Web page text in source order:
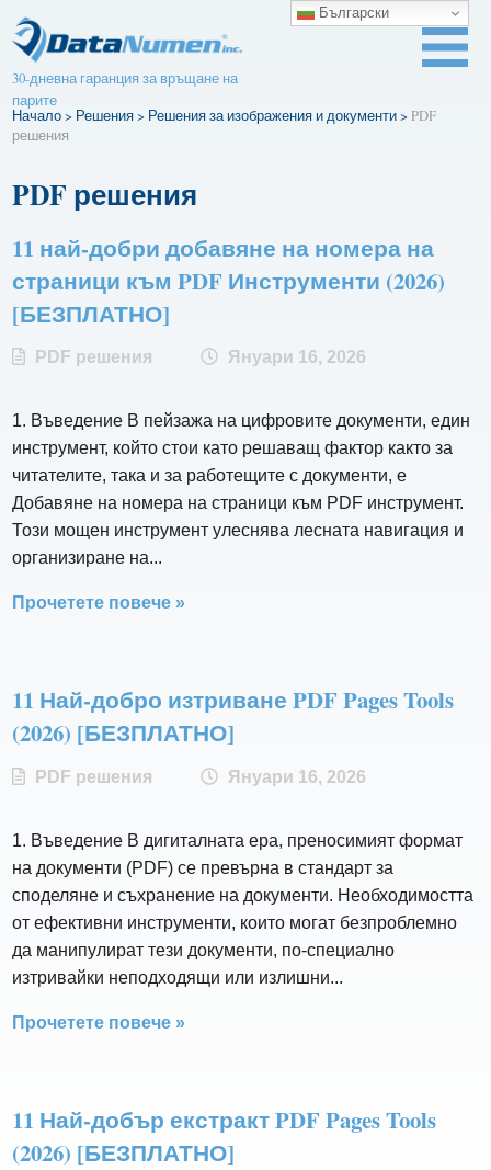
30-дневна гаранция за връщане на
парите
Начало> Решения> Решения за изображения и документи>PDF
решения
PDF решения
11 най-добри добавяне на номера на
страници към PDF Инструменти (2026)
[БЕЗПЛАТНО]
PDF решения Януари 16, 2026
1. Въведение В пейзажа на цифровите документи, един
инструмент, който стои като решаващ фактор както за
читателите, така и за работещите с документи, е
Добавяне на номера на страници към PDF инструмент.
Този мощен инструмент улеснява лесната навигация и
организиране на...
Прочетете повече »
11 Най-добро изтриване PDF Pages Tools
(2026) [БЕЗПЛАТНО]
PDF решения Януари 16, 2026
1. Въведение В дигиталната ера, преносимият формат
на документи (PDF) се превърна в стандарт за
споделяне и съхранение на документи. Необходимостта
от ефективни инструменти, които могат безпроблемно
да манипулират тези документи, по-специално
изтривайки неподходящи или излишни...
Прочетете повече »
11 Най-добър екстракт PDF Pages Tools
(2026) [БЕЗПЛАТНО]
Български